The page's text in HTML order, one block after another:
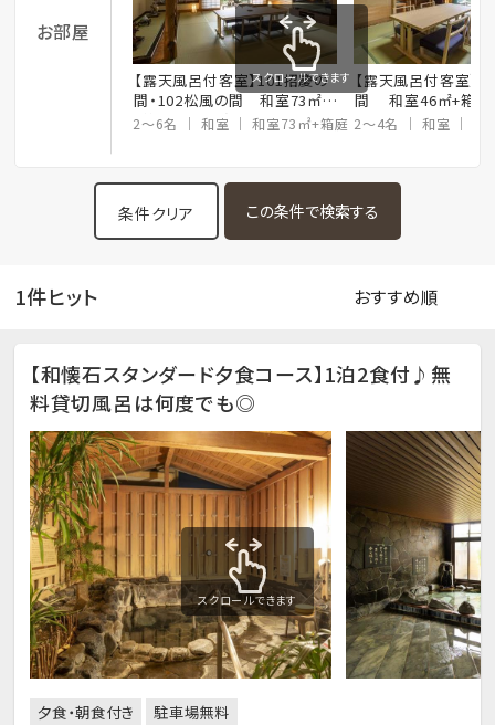
お部屋
【露天風呂付客室】101招慶の
間・102松風の間 和室73㎡
+箱庭 1～6名
2～6名 和室 和室73㎡+箱庭
【露天風呂付客室】
間 和室46㎡+箱
2～4名 和室
スクロールできます
条件クリア
1件ヒット
【和懐石スタンダード夕食コース】1泊2食付♪無
料貸切風呂は何度でも◎
スクロールできます
夕食・朝食付き 駐車場無料